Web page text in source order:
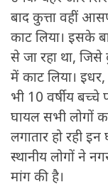
बाद कुत्ता वहीं
काट लिया। इसके
से जा रहा था,
में काट लिया।
भी 10 वर्षीय
घायल सभी लोगों
लगातार हो रही
स्थानीय लोगों ने
मांग की है।